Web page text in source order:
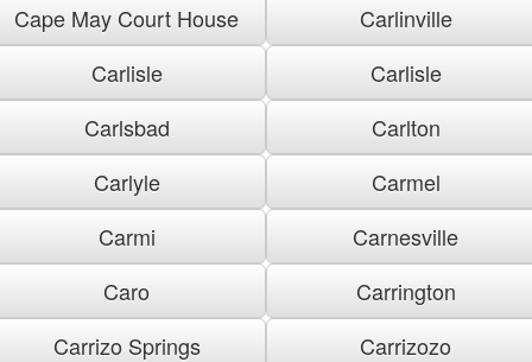
Cape May Court House
Carlinville
Carlisle
Carlisle
Carlsbad
Carlton
Carlyle
Carmel
Carmi
Carnesville
Caro
Carrington
Carrizo Springs
Carrizozo